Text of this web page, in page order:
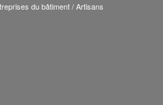
du bâtiment / Artisans